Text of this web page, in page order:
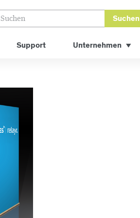
Suchen
Support Unternehmen